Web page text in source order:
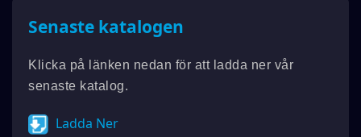
Senaste katalogen
Klicka på länken nedan för att ladda ner vår
senaste katalog.
Ladda Ner